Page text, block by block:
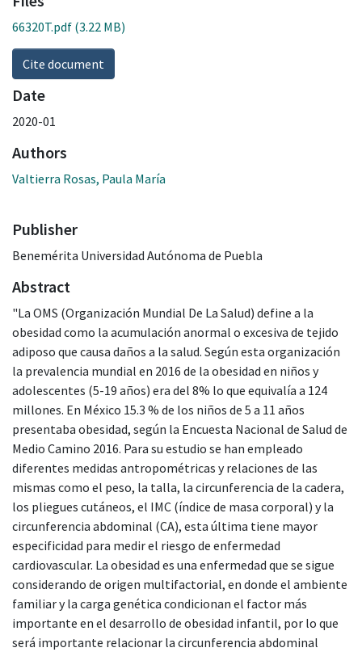
66320T.pdf (3.22 MB)
Cite document
Date
2020-01
Authors
Valtierra Rosas, Paula María
Publisher
Benemérita Universidad Autónoma de Puebla
Abstract
"La OMS (Organización Mundial De La Salud) define a la
obesidad como la acumulación anormal o excesiva de tejido
adiposo que causa daños a la salud. Según esta organización
la prevalencia mundial en 2016 de la obesidad en niños y
adolescentes (5-19 años) era del 8% lo que equivalía a 124
millones. En México 15.3 % de los niños de 5 a 11 años
presentaba obesidad, según la Encuesta Nacional de Salud de
Medio Camino 2016. Para su estudio se han empleado
diferentes medidas antropométricas y relaciones de las
mismas como el peso, la talla, la circunferencia de la cadera,
los pliegues cutáneos, el IMC (índice de masa corporal) y la
circunferencia abdominal (CA), esta última tiene mayor
especificidad para medir el riesgo de enfermedad
cardiovascular. La obesidad es una enfermedad que se sigue
considerando de origen multifactorial, en donde el ambiente
familiar y la carga genética condicionan el factor más
importante en el desarrollo de obesidad infantil, por lo que
será importante relacionar la circunferencia abdominal